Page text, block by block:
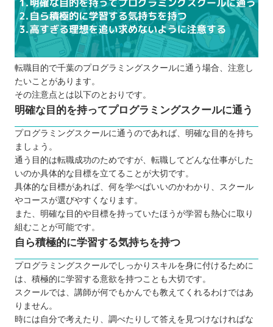
転職目的で千葉のプログラミングスクールに通う場合、注意し
たいことがあります。
その注意点とは以下のとおりです。
明確な目的を持ってプログラミングスクールに通う
プログラミングスクールに通うのであれば、明確な目的を持ち
ましょう。
通う目的は転職成功のためですが、転職してどんな仕事がした
いのか具体的な目標を立てることが大切です。
具体的な目標があれば、何を学べばいいのかわかり、スクール
やコースが選びやすくなります。
また、明確な目的や目標を持っていたほうが学習も熱心に取り
組むことが可能です。
自ら積極的に学習する気持ちを持つ
プログラミングスクールでしっかりスキルを身に付けるために
は、積極的に学習する意欲を持つことも大切です。
スクールでは、講師が何でもかんでも教えてくれるわけではあ
りません。
時には自分で考えたり、調べたりして答えを見つけなければな